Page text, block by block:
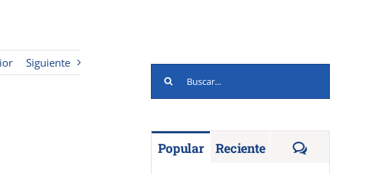
Siguiente
Buscar:
Popular Reciente